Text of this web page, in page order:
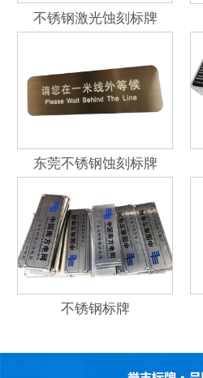
不锈钢激光蚀刻标牌
东莞不锈钢蚀刻标牌
不锈钢标牌